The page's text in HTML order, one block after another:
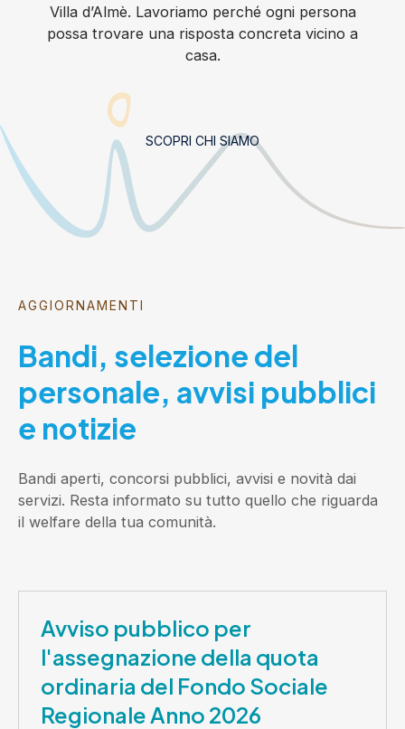
Villa d’Almè. Lavoriamo perché ogni persona
possa trovare una risposta concreta vicino a
casa.
SCOPRI CHI SIAMO
AGGIORNAMENTI
Bandi, selezione del
personale, avvisi pubblici
e notizie
Bandi aperti, concorsi pubblici, avvisi e novità dai
servizi. Resta informato su tutto quello che riguarda
il welfare della tua comunità.
Avviso pubblico per
l'assegnazione della quota
ordinaria del Fondo Sociale
Regionale Anno 2026